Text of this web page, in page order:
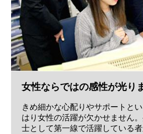
女性ならではの感性が光り
きめ細かな心配りやサポートと
はり女性の活躍が欠かせません
士として第一線で活躍している